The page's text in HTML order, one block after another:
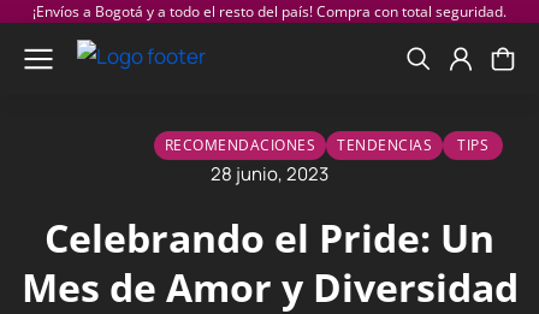
¡Envíos a Bogotá y a todo el resto del país! Compra con total seguridad.
RECOMENDACIONES TENDENCIAS TIPS
28 junio, 2023
Celebrando el Pride: Un
Mes de Amor y Diversidad